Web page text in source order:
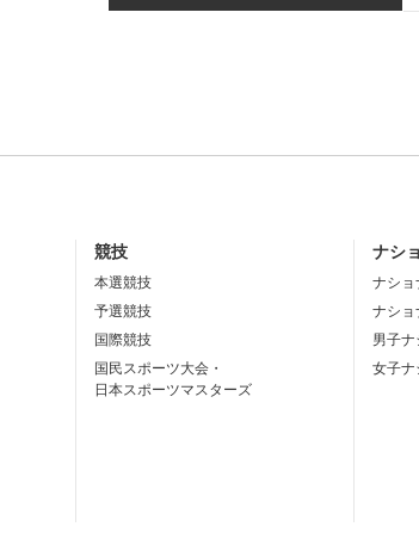
競技
本選競技
予選競技
国際競技
国民スポーツ大会・
日本スポーツマスターズ
ナシ
ナショ
ナショ
男子
女子ナ